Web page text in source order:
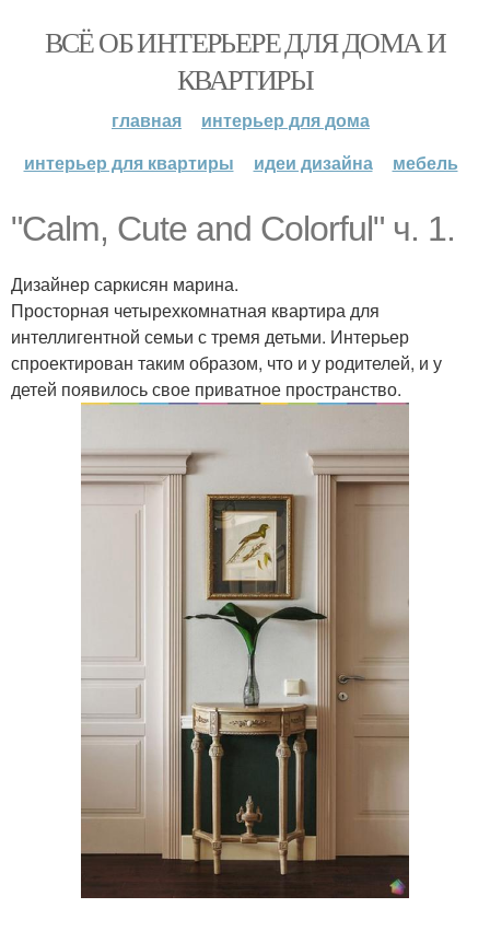
ВСЁ ОБ ИНТЕРЬЕРЕ ДЛЯ ДОМА И
КВАРТИРЫ
главная
интерьер для дома
интерьер для квартиры
идеи дизайна мебель
"Calm, Cute and Colorful" ч. 1.
Дизайнер саркисян марина.
Просторная четырехкомнатная квартира для
интеллигентной семьи с тремя детьми. Интерьер
спроектирован таким образом, что и у родителей, и у
детей появилось свое приватное пространство.